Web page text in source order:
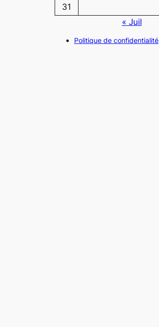
31
« Juil
Politique de confidentialité